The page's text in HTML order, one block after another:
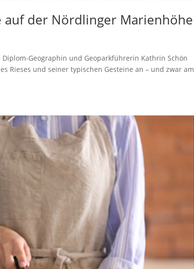
auf der Nördlinger Marienhöhe
Geographin und Geoparkführerin Kathrin Schön
Rieses und seiner typischen Gesteine an – und zwar am